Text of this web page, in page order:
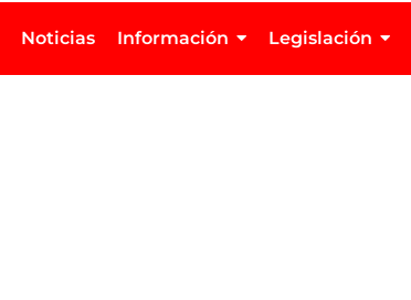
Noticias Información Legislación